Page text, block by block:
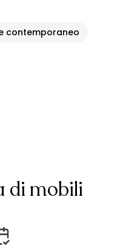
contemporaneo
di mobili